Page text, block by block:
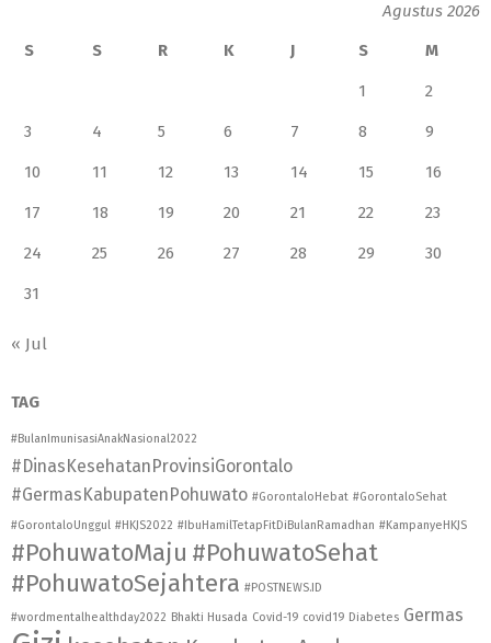
Agustus 2026
S
S R K J S M
1 2
3 4 5 6 7 8 9
10 11 12 13 14 15 16
17 18 19 20 21 22 23
24 25 26 27 28 29 30
31
« Jul
TAG
#BulanImunisasiAnakNasional2022
#DinasKesehatanProvinsiGorontalo
#GermasKabupatenPohuwato #GorontaloHebat #GorontaloSehat
#GorontaloUnggul #HKJS2022 #IbuHamilTetapFitDiBulanRamadhan #KampanyeHKJS
#PohuwatoMaju #PohuwatoSehat
#PohuwatoSejahtera #POSTNEWS.ID
#wordmentalhealthday2022 Bhakti Husada Covid-19 covid19 Diabetes Germas